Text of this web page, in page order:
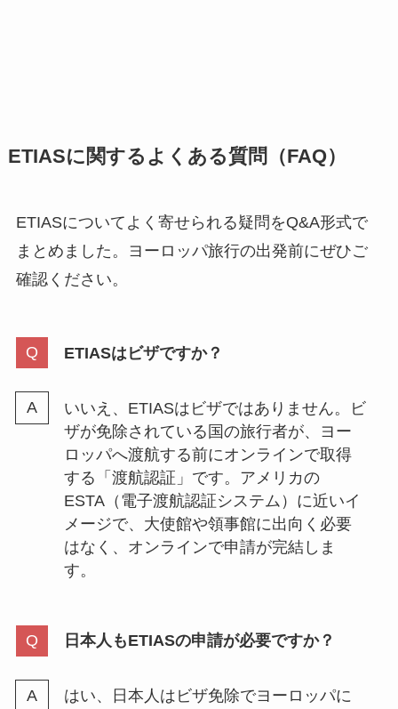
ETIASに関するよくある質問（FAQ）
ETIASについてよく寄せられる疑問をQ&A形式で
まとめました。ヨーロッパ旅行の出発前にぜひご
確認ください。
ETIASはビザですか？
いいえ、ETIASはビザではありません。ビ
ザが免除されている国の旅行者が、ヨー
ロッパへ渡航する前にオンラインで取得
する「渡航認証」です。アメリカの
ESTA（電子渡航認証システム）に近いイ
メージで、大使館や領事館に出向く必要
はなく、オンラインで申請が完結しま
す。
日本人もETIASの申請が必要ですか？
はい、日本人はビザ免除でヨーロッパに